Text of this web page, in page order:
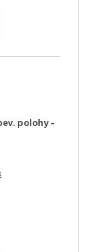
polohy -